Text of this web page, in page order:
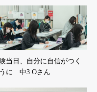
当日、自分に自信がつく
に 中3 Oさん